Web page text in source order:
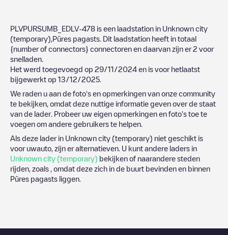
PLVPURSUMB_EDLV-478 is een laadstation in Unknown city
(temporary) Pūres pagasts . Dit laadstation heeft in totaal
{number of connectors} connectoren en daarvan zijn er2 voor
snelladen.
Het werd toegevoegd op 29/11/2024 en is voor hetlaatst
bijgewerkt op 13/12/2025
We raden u aan de foto's en opmerkingen van onze community
te bekijken, omdat deze nuttige informatie geven over de staat
van de lader. Probeer uw eigen opmerkingen en foto's toe te
voegen om andere gebruikers te helpen.
Als deze lader in Unknown city (temporary) niet geschikt is
voor uwauto, zijn er alternatieven. U kunt andere laders in
Unknown city (temporary) bekijken of naarandere steden
rijden, zoals , omdat deze zich in de buurt bevinden en binnen
Pūres pagasts liggen.